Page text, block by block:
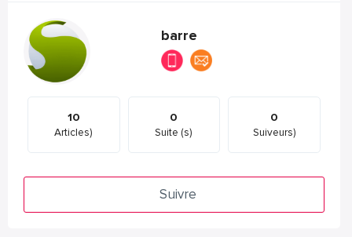
barre
10
Articles)
0
Suite (s)
0
Suiveurs)
Suivre